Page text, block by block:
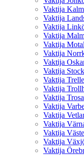
Vaktija
Vaktija
Vaktija
Vaktija
Vaktija
Vaktija
Vaktija
Vaktija
Vaktija
Vaktija
Vaktija Trosa
Vaktija
Vaktija
Vaktija
Vaktija
Vaktija
Vaktija